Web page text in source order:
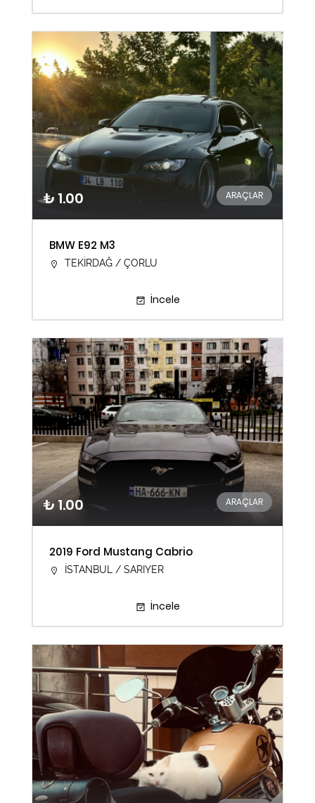
₺ 1.00 ARAÇLAR
BMW E92 M3
TEKİRDAĞ / ÇORLU
İncele
₺ 1.00 ARAÇLAR
2019 Ford Mustang Cabrio
İSTANBUL / SARIYER
İncele